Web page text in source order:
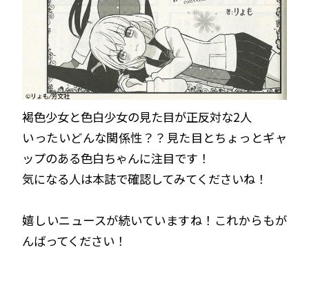
褐色少女と色白少女の見た目が正反対な2人
いったいどんな関係性？？見た目とちょっとギャ
ップのある色白ちゃんに注目です！
気になる人は本誌で確認してみてくださいね！
嬉しいニュースが続いていますね！これからもが
んばってください！